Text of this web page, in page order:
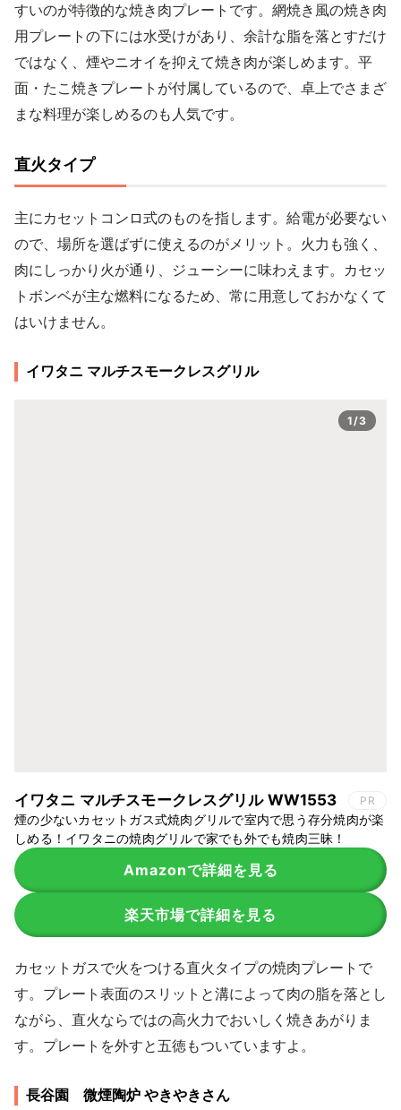
すいのが特徴的な焼き肉プレートです。網焼き風の焼き肉
用プレートの下には水受けがあり、余計な脂を落とすだけ
ではなく、煙やニオイを抑えて焼き肉が楽しめます。平
面・たこ焼きプレートが付属しているので、卓上でさまざ
まな料理が楽しめるのも人気です。
直火タイプ
主にカセットコンロ式のものを指します。給電が必要ない
ので、場所を選ばずに使えるのがメリット。火力も強く、
肉にしっかり火が通り、ジューシーに味わえます。カセッ
トボンベが主な燃料になるため、常に用意しておかなくて
はいけません。
イワタニ マルチスモークレスグリル
1/3
イワタニ マルチスモークレスグリル WW1553 PR
煙の少ないカセットガス式焼肉グリルで室内で思う存分焼肉が楽
しめる！イワタニの焼肉グリルで家でも外でも焼肉三昧！
Amazonで詳細を見る
楽天市場で詳細を見る
カセットガスで火をつける直火タイプの焼肉プレートで
す。プレート表面のスリットと溝によって肉の脂を落とし
ながら、直火ならではの高火力でおいしく焼きあがりま
す。プレートを外すと五徳もついていますよ。
長谷園 微煙陶炉 やきやきさん